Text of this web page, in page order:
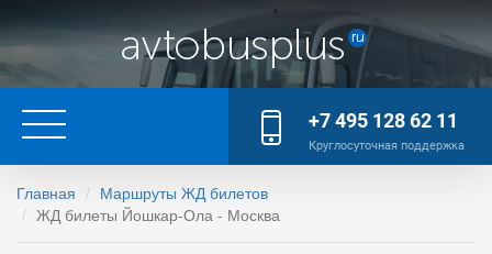
+7 495 128 62 11
Круглосуточная поддержка
Главная
Маршруты ЖД билетов
ЖД билеты Йошкар-Ола - Москва